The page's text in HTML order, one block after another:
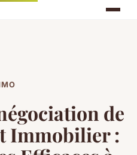
de
Immobilier :